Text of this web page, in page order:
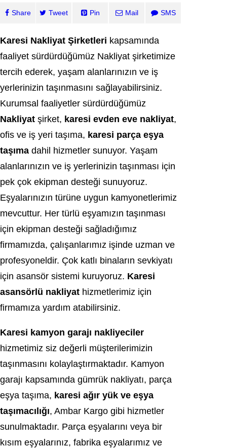
Share Tweet Pin Mail SMS
Karesi Nakliyat Şirketleri kapsamında
faaliyet sürdürdüğümüz Nakliyat şirketimize
tercih ederek, yaşam alanlarınızın ve iş
yerlerinizin taşınmasını sağlayabilirsiniz.
Kurumsal faaliyetler sürdürdüğümüz
Nakliyat şirket, karesi evden eve nakliyat,
ofis ve iş yeri taşıma, karesi parça eşya
taşıma dahil hizmetler sunuyor. Yaşam
alanlarınızın ve iş yerlerinizin taşınması için
pek çok ekipman desteği sunuyoruz.
Eşyalarınızın türüne uygun kamyonetlerimiz
mevcuttur. Her türlü eşyamızın taşınması
için ekipman desteği sağladığımız
firmamızda, çalışanlarımız işinde uzman ve
profesyoneldir. Çok katlı binaların sevkiyatı
için asansör sistemi kuruyoruz. Karesi
asansörlü nakliyat hizmetlerimiz için
firmamıza yardım atabilirsiniz.
Karesi kamyon garajı nakliyeciler
hizmetimiz siz değerli müşterilerimizin
taşınmasını kolaylaştırmaktadır. Kamyon
garajı kapsamında gümrük nakliyatı, parça
eşya taşıma, karesi ağır yük ve eşya
taşımacılığı, Ambar Kargo gibi hizmetler
sunulmaktadır. Parça eşyalarını veya bir
kısım eşyalarınız, fabrika eşyalarımız ve